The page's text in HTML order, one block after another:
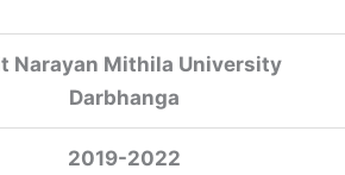
Narayan Mithila University
Darbhanga
2019-2022